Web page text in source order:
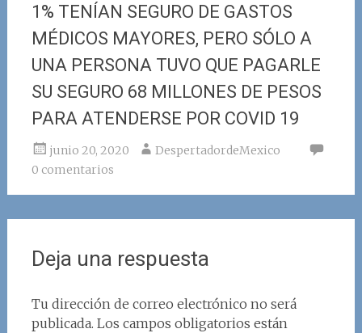
1% TENÍAN SEGURO DE GASTOS
MÉDICOS MAYORES, PERO SÓLO A
UNA PERSONA TUVO QUE PAGARLE
SU SEGURO 68 MILLONES DE PESOS
PARA ATENDERSE POR COVID 19
junio 20, 2020
DespertadordeMexico
0 comentarios
Deja una respuesta
Tu dirección de correo electrónico no será
publicada. Los campos obligatorios están